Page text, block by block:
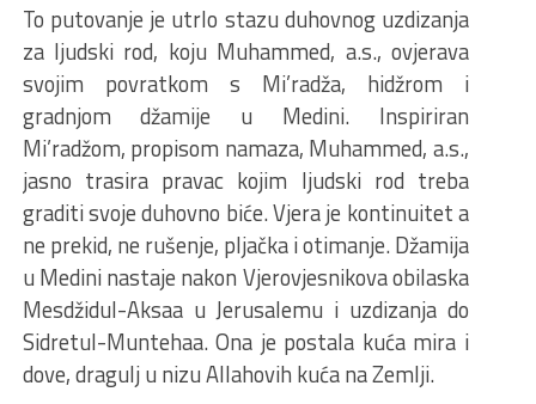
To putovanje je utrlo stazu duhovnog uzdizanja
za ljudski rod, koju Muhammed, a.s., ovjerava
svojim povratkom s Mi’radža, hidžrom i
gradnjom džamije u Medini. Inspiriran
Mi’radžom, propisom namaza, Muhammed, a.s.,
jasno trasira pravac kojim ljudski rod treba
graditi svoje duhovno biće. Vjera je kontinuitet a
ne prekid, ne rušenje, pljačka i otimanje. Džamija
u Medini nastaje nakon Vjerovjesnikova obilaska
Mesdžidul-Aksaa u Jerusalemu i uzdizanja do
Sidretul-Muntehaa. Ona je postala kuća mira i
dove, dragulj u nizu Allahovih kuća na Zemlji.